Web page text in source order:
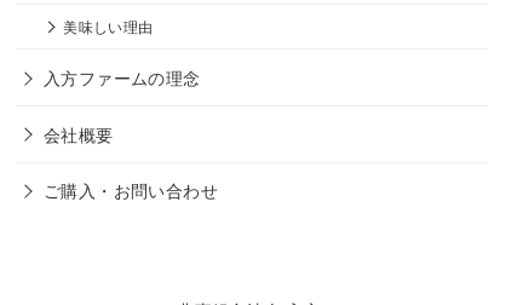
美味しい理由
入方ファームの理念
会社概要
ご購入・お問い合わせ